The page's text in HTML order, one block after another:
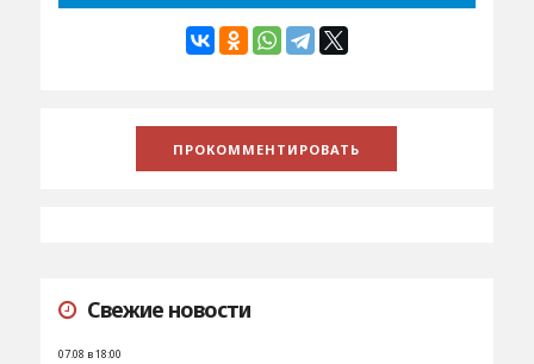
Свежие новости
07.08 в 18:00